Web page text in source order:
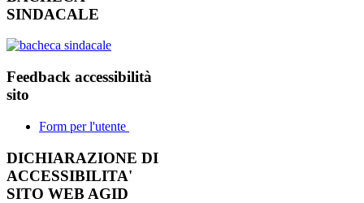
SINDACALE
Feedback accessibilità
sito
Form per l'utente
DICHIARAZIONE DI
ACCESSIBILITA'
SITO WEB AGID